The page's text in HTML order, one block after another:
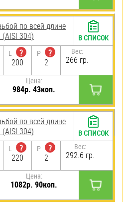
по всей длине
304)
L
?
200
P
?
2
Вес:
266 гр.
Цена:
984р. 43коп.
В СПИСОК
по всей длине
304)
L
?
220
P
?
2
Вес:
292.6 гр.
Цена:
1082р. 90коп.
В СПИСОК